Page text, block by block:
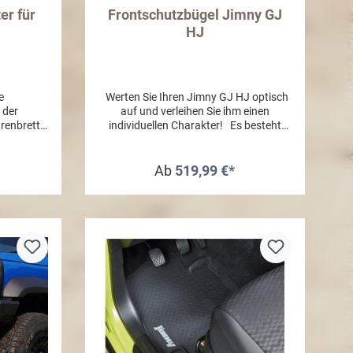
für
der
sich
des
zu
Flip-Up-
mit
500 ml
Up-
aus
bleibt
Frontschutzbügel Jimny GJ
HJ
Werten Sie Ihren Jimny GJ HJ optisch
auf und verleihen Sie ihm einen
individuellen Charakter! Es besteht
Anfahrschutzblech. Alle Wild Land
Drivers Produkte sind Made in Europe
und garantieren sowohl beim Material
eine EG Genehmigung EC Type
Approval CE-Homologation. Achtung!
Dieser Frontschutzbügel ist nicht
kombinierbar mit der
Seilwindenkonsole. Abbildungen zeigen
Sonderausstattungen -
Scheinwerferplatte ist nicht im
Lieferumfang enthalten! Wird inkl.
Ab 519,99 €*